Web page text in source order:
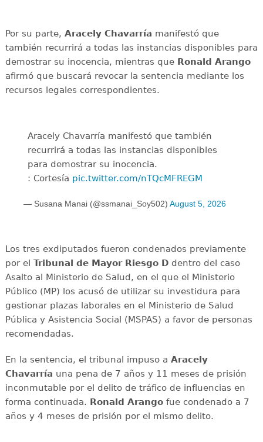
Por su parte, Aracely Chavarría manifestó que
también recurrirá a todas las instancias disponibles para
demostrar su inocencia, mientras que Ronald Arango
afirmó que buscará revocar la sentencia mediante los
recursos legales correspondientes.
Aracely Chavarría manifestó que también
recurrirá a todas las instancias disponibles
para demostrar su inocencia.
: Cortesía pic.twitter.com/nTQcMFREGM
— Susana Manai (@ssmanai_Soy502) August 5, 2026
Los tres exdiputados fueron condenados previamente
por el Tribunal de Mayor Riesgo Ddentro del caso
Asalto al Ministerio de Salud, en el que el Ministerio
Público (MP) los acusó de utilizar su investidura para
gestionar plazas laborales en el Ministerio de Salud
Pública y Asistencia Social (MSPAS) a favor de personas
recomendadas.
En la sentencia, el tribunal impuso a Aracely
Chavarría una pena de 7 años y 11 meses de prisión
inconmutable por el delito de tráfico de influencias en
forma continuada. Ronald Arangofue condenado a 7
años y 4 meses de prisión por el mismo delito.